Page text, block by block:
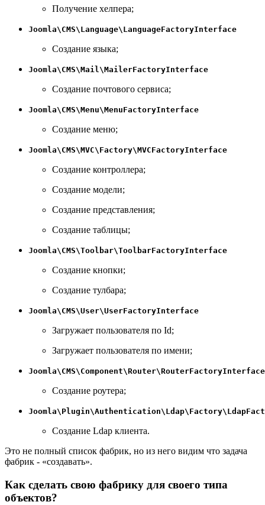
Получение хелпера;
Joomla\CMS\Language\LanguageFactoryInterface
Создание языка;
Joomla\CMS\Mail\MailerFactoryInterface
Создание почтового сервиса;
Joomla\CMS\Menu\MenuFactoryInterface
Создание меню;
Joomla\CMS\MVC\Factory\MVCFactoryInterface
Создание контроллера;
Создание модели;
Создание представления;
Создание таблицы;
Joomla\CMS\Toolbar\ToolbarFactoryInterface
Создание кнопки;
Создание тулбара;
Joomla\CMS\User\UserFactoryInterface
Загружает пользователя по Id;
Загружает пользователя по имени;
Joomla\CMS\Component\Router\RouterFactoryInterface
Создание роутера;
Создание Ldap клиента.
Это не полный список фабрик, но из него видим что задача
фабрик - «создавать».
Как сделать свою фабрику для своего типа
объектов?